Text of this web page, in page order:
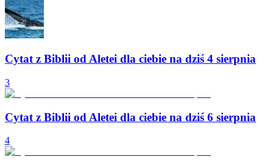
Cytat z Biblii od Aletei dla ciebie na dziś 4 sierpnia
3
Cytat z Biblii od Aletei dla ciebie na dziś 6 sierpnia
4